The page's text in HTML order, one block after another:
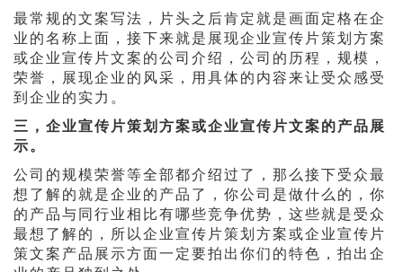
最常规的文案写法，片头之后肯定就是画面定格在企
业的名称上面，接下来就是展现企业宣传片策划方案
或企业宣传片文案的公司介绍，公司的历程，规模，
荣誉，展现企业的风采，用具体的内容来让受众感受
到企业的实力。
三，企业宣传片策划方案或企业宣传片文案的产品展
示。
公司的规模荣誉等全部都介绍过了，那么接下受众最
想了解的就是企业的产品了，你公司是做什么的，你
的产品与同行业相比有哪些竞争优势，这些就是受众
最想了解的，所以企业宣传片策划方案或企业宣传片
策文案产品展示方面一定要拍出你们的特色，拍出企